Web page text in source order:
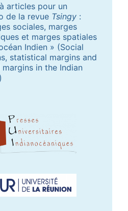
articles pour un
de la revue Tsingy :
sociales, marges
et marges spatiales
Indien » (Social
statistical margins and
margins in the Indian